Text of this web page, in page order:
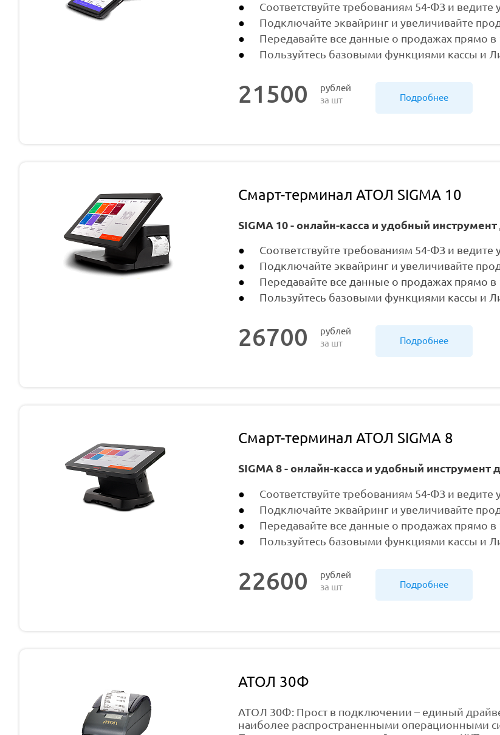
Соответствуйте требованиям 54-ФЗ и
Подключайте эквайринг и увеличивайте
Передавайте все данные о продажах прямо в
Пользуйтесь базовыми функциями кассы и
21500
рублей
за шт
Подробнее
Смарт-терминал АТОЛ SIGMA 10
SIGMA 10 - онлайн-касса и удобный
Соответствуйте требованиям 54-ФЗ и
Подключайте эквайринг и увеличивайте
Передавайте все данные о продажах прямо в
Пользуйтесь базовыми функциями кассы и
26700
рублей
за шт
Подробнее
Смарт-терминал АТОЛ SIGMA 8
SIGMA 8 - онлайн-касса и удобный инструмент
Соответствуйте требованиям 54-ФЗ и
Подключайте эквайринг и увеличивайте
Передавайте все данные о продажах прямо в
Пользуйтесь базовыми функциями кассы и
22600
рублей
за шт
Подробнее
АТОЛ 30Ф
АТОЛ 30Ф: Прост в подключении – единый
наиболее распространенными операционными